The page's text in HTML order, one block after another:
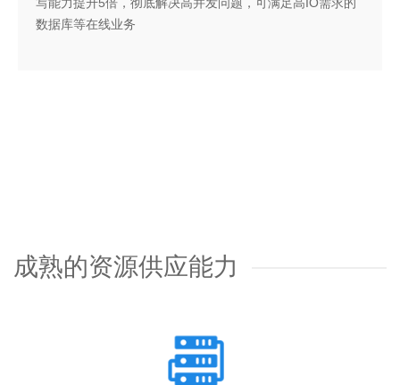
写能力提升5倍，彻底解决高并发问题，可满足高IO需求的
数据库等在线业务
成熟的资源供应能力